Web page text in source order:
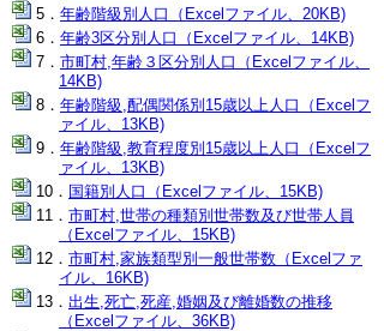
年齢階級別人口（Excelファイル、20KB)
年齢3区分別人口（Excelファイル、14KB)
市町村,年齢３区分別人口（Excelファイル、
14KB)
年齢階級,配偶関係別15歳以上人口（Excelフ
ァイル、13KB)
年齢階級,教育程度別15歳以上人口（Excelフ
ァイル、13KB)
国籍別人口（Excelファイル、15KB)
市町村,世帯の種類別世帯数及び世帯人員
（Excelファイル、15KB)
市町村,家族類型別一般世帯数（Excelファ
イル、16KB)
出生,死亡,死産,婚姻及び離婚数の推移
（Excelファイル、36KB)